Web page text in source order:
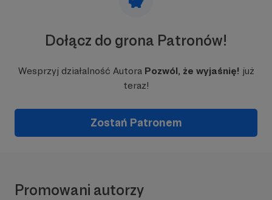
Dołącz do grona Patronów!
Wesprzyj działalność Autora Pozwól, że wyjaśnię! już
teraz!
Zostań Patronem
Promowani autorzy